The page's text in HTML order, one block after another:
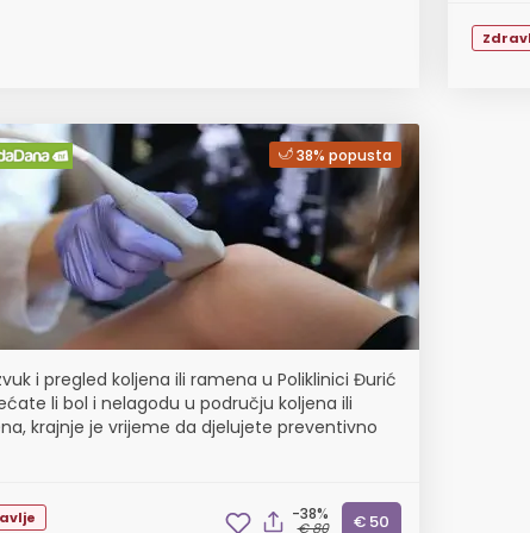
38% popusta
i pregled koljena ili ramena u Poliklinici Đurić
li bol i nelagodu u području koljena ili
krajnje je vrijeme da djelujete preventivno
-38%
€ 80 € 50